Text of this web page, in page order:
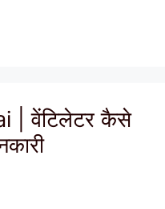
| वेंटिलेटर कैसे